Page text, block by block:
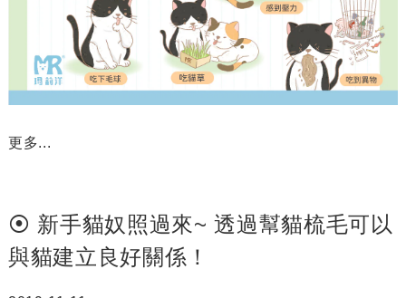
更多...
⦿ 新手貓奴照過來~ 透過幫貓梳毛可以
與貓建立良好關係！